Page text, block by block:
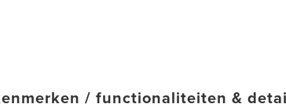
/ functionaliteiten &